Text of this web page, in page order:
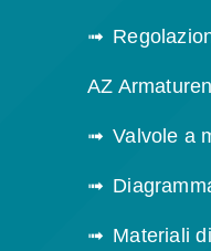
AZ Armaturen
Valvole a
Materiali